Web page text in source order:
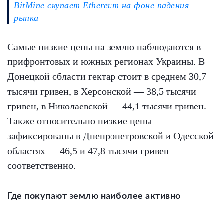
BitMine скупает Ethereum на фоне падения
рынка
Самые низкие цены на землю наблюдаются в
прифронтовых и южных регионах Украины. В
Донецкой области гектар стоит в среднем 30,7
тысячи гривен, в Херсонской — 38,5 тысячи
гривен, в Николаевской — 44,1 тысячи гривен.
Также относительно низкие цены
зафиксированы в Днепропетровской и Одесской
областях — 46,5 и 47,8 тысячи гривен
соответственно.
Где покупают землю наиболее активно